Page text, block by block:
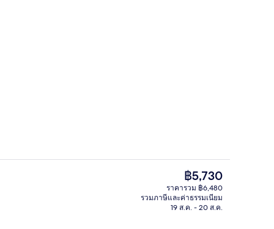
ห้องคอมฟอร์ทดับเบิล (Cavall Bernat)
ราคา
ปัจจุบัน
฿5,730
฿5,730
ราคารวม ฿6,480
รวมภาษีและค่าธรรมเนียม
19 ส.ค. - 20 ส.ค.